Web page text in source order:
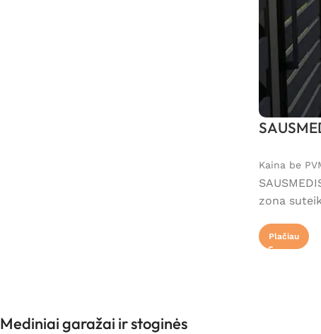
Kaina be
zona
Plačiau
Mediniai garažai ir stoginės